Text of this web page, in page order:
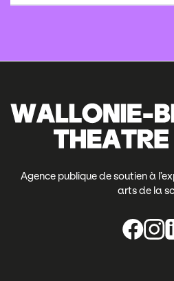
Agence publique de soutien à
arts de la